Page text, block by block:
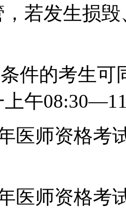
若发生损
件的考生
上午
年医师资格
年医师资格